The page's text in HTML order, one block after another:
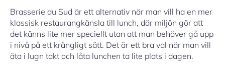
Brasserie du Sud är ett alternativ när man vill ha en mer
klassisk restaurangkänsla till lunch, där miljön gör att
det känns lite mer speciellt utan att man behöver gå upp
i nivå på ett krångligt sätt. Det är ett bra val när man vill
äta i lugn takt och låta lunchen ta lite plats i dagen.